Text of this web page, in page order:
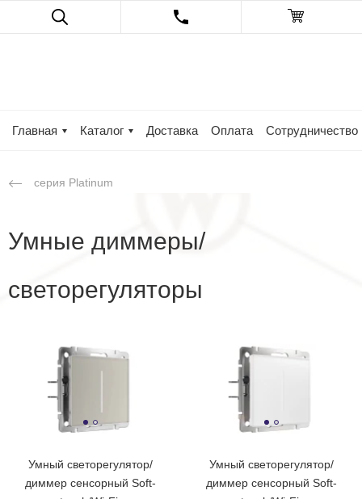
Главная Каталог Доставка Оплата Сотрудничество
серия Platinum
Умные диммеры/
светорегуляторы
Умный светорегулятор/
диммер сенсорный Soft-
Умный светорегулятор/
диммер сенсорный Soft-